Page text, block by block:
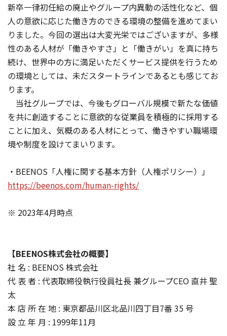
新卒一律初任給の廃止やグループ内異動の活性化など、個
人の意欲に応じた働き方のできる環境の整備を進めてまい
りました。今回の選出は大変光栄ではございますが、多様
性のある人材が「働きやすさ」と「働きがい」を真に持ち
続け、世界中の方に満足いただくサービス提供を行うため
の環境としては、未だスタートラインであるとも感じてお
ります。
当社グループでは、今後もグローバル規模で新たな価値
を共に創造することに意欲的な従業員を積極的に採用する
ことに加え、気概のある人材にとって、働きやすい職場環
境や制度を設けてまいります。
・BEENOS「人権に関する基本方針（人権ポリシー）」
https://beenos.com/human-rights/
※ 2023年4月時点
【BEENOS株式会社の概要】
社 名 : BEENOS 株式会社
代 表 者 : 代表取締役執行役員社長 兼グループCEO 直井 聖
太
本 店 所 在 地 : 東京都品川区北品川四丁目7番 35 号
設 立 年 月 : 1999年11月